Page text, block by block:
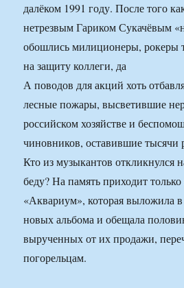
далёком 1991 году. После того
нетрезвым Гариком Сукачёвым
обошлись милиционеры, рокеры
на защиту коллеги, да
А поводов для акций хоть
лесные пожары, высветившие
российском хозяйстве и
чиновников, оставившие тысячи
Кто из музыкантов откликнулся
беду? На память приходит
«Аквариум», которая выложила
новых альбома и обещала
вырученных от их продажи,
погорельцам.